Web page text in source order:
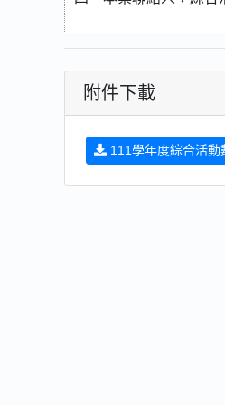
附件下載
111學年度綜合活